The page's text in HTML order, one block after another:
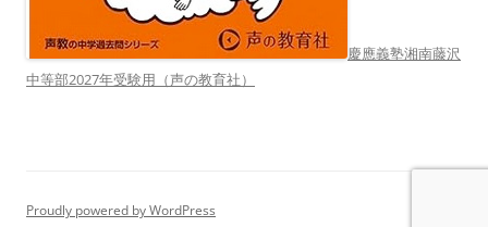
慶應義塾湘南藤沢
中等部2027年受験用（声の教育社）
Proudly powered by WordPress